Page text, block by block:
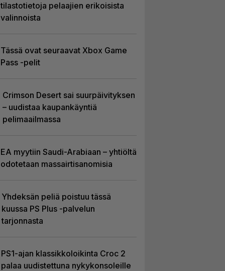
tilastotietoja pelaajien erikoisista
valinnoista
Tässä ovat seuraavat Xbox Game
Pass -pelit
Crimson Desert sai suurpäivityksen
– uudistaa kaupankäyntiä
pelimaailmassa
EA myytiin Saudi-Arabiaan – yhtiöltä
odotetaan massairtisanomisia
Yhdeksän peliä poistuu tässä
kuussa PS Plus -palvelun
tarjonnasta
PS1-ajan klassikkoloikinta Croc 2
palaa uudistettuna nykykonsoleille